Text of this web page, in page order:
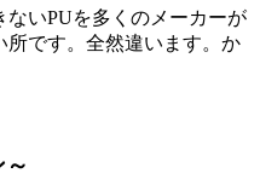
いPUを多くのメーカーが
です。全然違います。か